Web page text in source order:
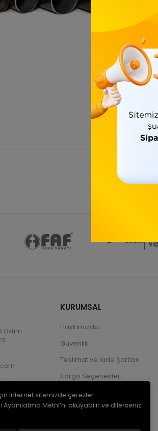
Ostim
KURUMSAL
Hakkımızda
Güvenlik
Teslimat ve İade Şartları
Kargo Seçenekleri
internet sitemizde çerezler
Aydınlatma Metni’ni okuyabilir ve dilerseniz